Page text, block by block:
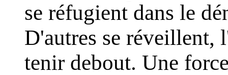
se réfugient dans le
D'autres se réveillent,
tenir debout. Une